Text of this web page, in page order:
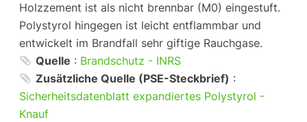
Holzzement ist als nicht brennbar (M0) eingestuft.
Polystyrol hingegen ist leicht entflammbar und
entwickelt im Brandfall sehr giftige Rauchgase.
Quelle : Brandschutz - INRS
Zusätzliche Quelle (PSE-Steckbrief) :
Sicherheitsdatenblatt expandiertes Polystyrol -
Knauf